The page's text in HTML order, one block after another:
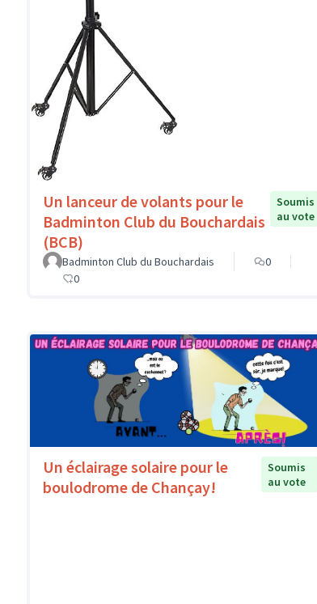
Un lanceur de volants pour le
Badminton Club du Bouchardais
(BCB)
Soumis
au vote
Badminton Club du Bouchardais
0
0
Un éclairage solaire pour le
boulodrome de Chançay!
Soumis
au vote